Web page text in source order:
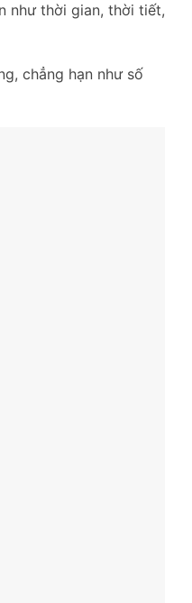
như thời gian, thời tiết,
chẳng hạn như số